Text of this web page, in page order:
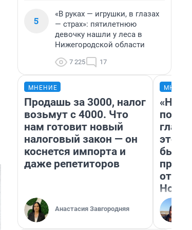
5
«В руках — игрушки, в глазах
— страх»: пятилетнюю
девочку нашли у леса в
Нижегородской области
7 225 17
МНЕНИЕ
Продашь за 3000, налог
возьмут с 4000. Что
нам готовит новый
налоговый закон — он
коснется импорта и
даже репетиторов
Анастасия Завгородняя
этого
бьет